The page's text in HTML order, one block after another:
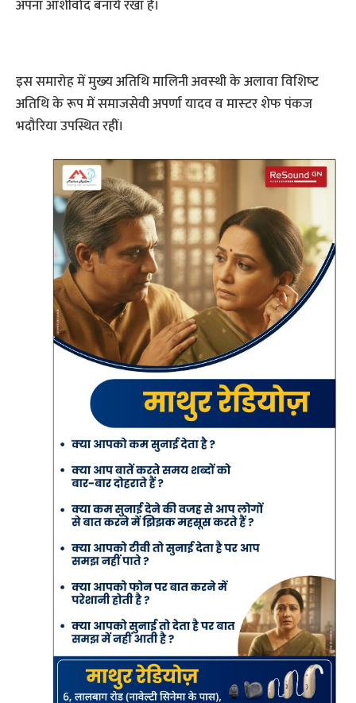
अपना आशीर्वाद बनाये रखा है।
इस समारोह में मुख्‍य अतिथि मालिनी अवस्‍थी के अलावा विशिष्‍ट
अतिथि के रूप में समाजसेवी अपर्णा यादव व मास्‍टर शेफ पंकज
भदौरिया उपस्थित रहीं।